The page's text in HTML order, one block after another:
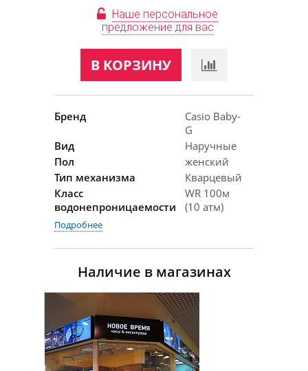
Наше персональное
предложение для вас
В КОРЗИНУ
Бренд
Casio Baby-
G
Вид
Наручные
Пол
женский
Тип механизма
Кварцевый
Класс
водонепроницаемости
WR 100м
(10 атм)
Подробнее
Наличие в магазинах